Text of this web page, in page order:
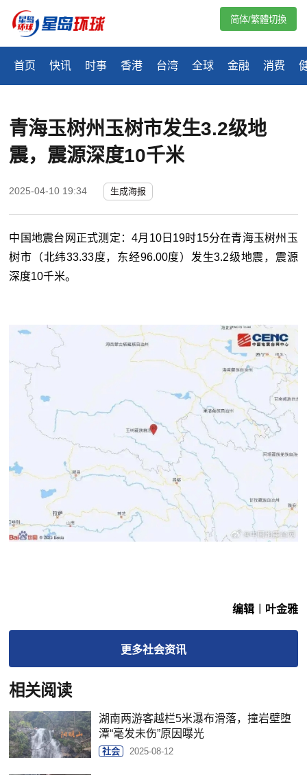
首页 快讯 时事 香港 台湾 全球 金融 消费
简体/繁體切換
青海玉树州玉树市发生3.2级地
震，震源深度10千米
2025-04-10 19:34 生成海报
中国地震台网正式测定：4月10日19时15分在青海玉树州玉
树市（北纬33.33度，东经96.00度）发生3.2级地震，震源
深度10千米。
编辑︱叶金雅
更多社会资讯
相关阅读
湖南两游客越栏5米瀑布滑落，撞岩壁堕
潭“毫发未伤”原因曝光
社会 2025-08-12